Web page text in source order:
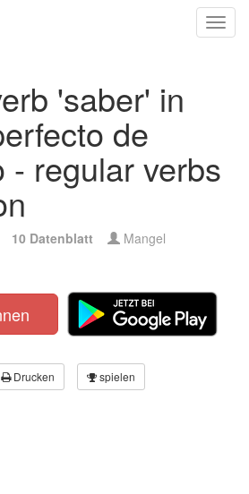
'saber' in
de
- regular verbs
10 Datenblatt Mangel
Drucken spielen